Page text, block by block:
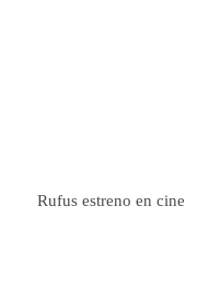
Rufus estreno en cines